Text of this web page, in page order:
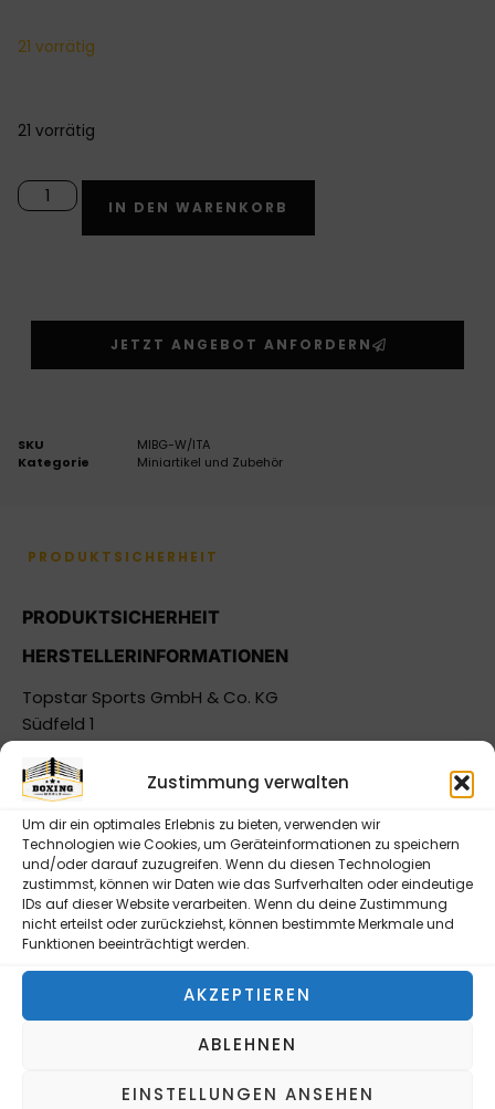
Zustimmung verwalten
Um dir ein optimales Erlebnis zu bieten, verwenden wir
Technologien wie Cookies, um Geräteinformationen zu speichern
und/oder darauf zuzugreifen. Wenn du diesen Technologien
zustimmst, können wir Daten wie das Surfverhalten oder eindeutige
IDs auf dieser Website verarbeiten. Wenn du deine Zustimmung
nicht erteilst oder zurückziehst, können bestimmte Merkmale und
Funktionen beeinträchtigt werden.
AKZEPTIEREN
ABLEHNEN
EINSTELLUNGEN ANSEHEN
21 vorrätig
21 vorrätig
IN DEN WARENKORB
JETZT ANGEBOT ANFORDERN
SKU
MIBG-W/ITA
Kategorie
Miniartikel und Zubehör
PRODUKTSICHERHEIT
PRODUKTSICHERHEIT
HERSTELLERINFORMATIONEN
Topstar Sports GmbH & Co. KG
Südfeld 1
Nordrhein-Westfalen Deutschland
info@boxingworld.eu
https://www.boxingworld.eu
VERANTWORTLICHE PERSON IN DER EU
Topstar Sports GmbH & Co. KG
33739 Bielefeld
Nordrhein-Westfalen Deutschland
info@topstar-sports.com